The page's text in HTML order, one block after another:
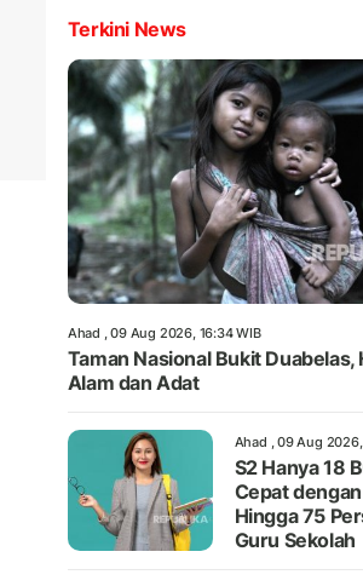
Terkini News
Ahad , 09 Aug 2026, 16:34 WIB
Taman Nasional Bukit Duabelas,
Alam dan Adat
Ahad , 09 Aug
S2 Hanya 18
Cepat
Hingga 75
Guru Sekolah